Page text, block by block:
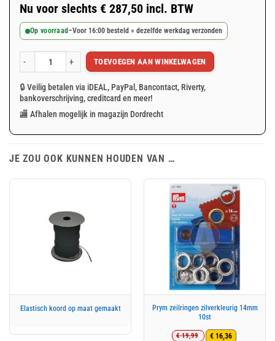
Nu voor slechts € 287,50 incl. BTW
Op voorraad –Voor 16:00 besteld = dezelfde werkdag verzonden
Isolatie dekzeil 8x10m zilver/oranje 250gr/m² aantal
TOEVOEGEN AAN WINKELWAGEN
🔒 Veilig betalen via iDEAL, PayPal, Bancontact, Riverty,
bankoverschrijving, creditcard en meer!
🏬 Afhalen mogelijk in magazijn Dordrecht
JE ZOU OOK KUNNEN HOUDEN VAN …
Elastisch koord op maat gemaakt
Prym zeilringen zilverkleurig 14mm
10st
€19,99
€ 16,36